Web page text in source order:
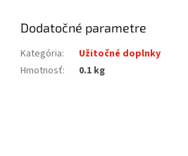
Dodatočné parametre
Kategória:
Užitočné doplnky
Hmotnosť: 0.1 kg